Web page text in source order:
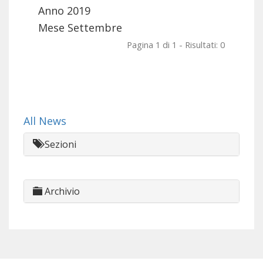
Anno 2019
Mese Settembre
Pagina 1 di 1 - Risultati: 0
All News
Sezioni
Archivio